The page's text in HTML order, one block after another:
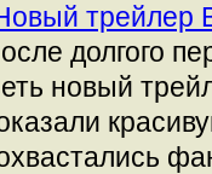
трейлер
долгого
новый